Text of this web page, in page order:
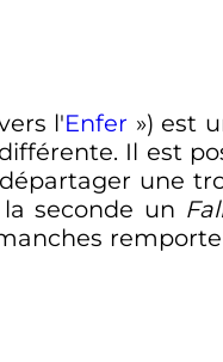
l'Enfer ») est
Il est
une
la seconde un